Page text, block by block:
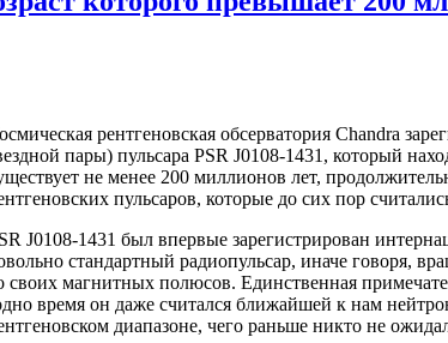
рентгеновская обсерватория Chandra
пары) пульсара PSR J0108-1431, который
не менее 200 миллионов лет,
пульсаров, которые до сих пор
J0108-1431 был впервые зарегистрирован
стандартный радиопульсар, иначе говоря,
своих магнитных полюсов. Единственная
время он даже считался ближайшей к нам
диапазоне, чего раньше никто не